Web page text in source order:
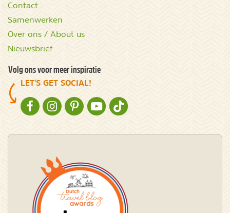
Contact
Samenwerken
Over ons / About us
Nieuwsbrief
Volg ons voor meer inspiratie
LET'S GET SOCIAL!
NATURESCANNER OP FACEBOOK
NATURESCANNER OP INSTAGRAM
NATURESCANNER OP PINTEREST
NATURESCANNER OP YOUTUBE
NATURESCANNER OP TIKTOK